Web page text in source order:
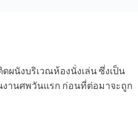
นังบริเวณห้องนั่งเล่น ซึ่งเป็น
งานศพวันแรก ก่อนที่ต่อมาจะถูก